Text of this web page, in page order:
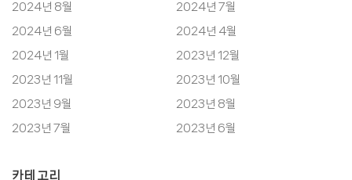
2024년 8월
2024년 7월
2024년 6월
2024년 4월
2024년 1월
2023년 12월
2023년 11월
2023년 10월
2023년 9월
2023년 8월
2023년 7월
2023년 6월
카테고리